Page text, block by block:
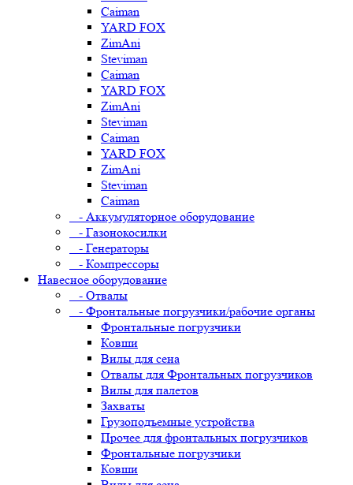
Caiman
YARD FOX
ZimAni
Steviman
Caiman
YARD FOX
ZimAni
Steviman
Caiman
YARD FOX
ZimAni
Steviman
Caiman
- Аккумуляторное оборудование
- Газонокосилки
- Генераторы
- Компрессоры
Навесное оборудование
- Отвалы
- Фронтальные погрузчики/рабочие органы
Фронтальные погрузчики
Ковши
Вилы для сена
Отвалы для Фронтальных погрузчиков
Вилы для палетов
Захваты
Грузоподъемные устройства
Прочее для фронтальных погрузчиков
Фронтальные погрузчики
Ковши